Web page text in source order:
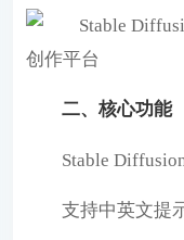
二、核心功能
Stable
支持中英文提